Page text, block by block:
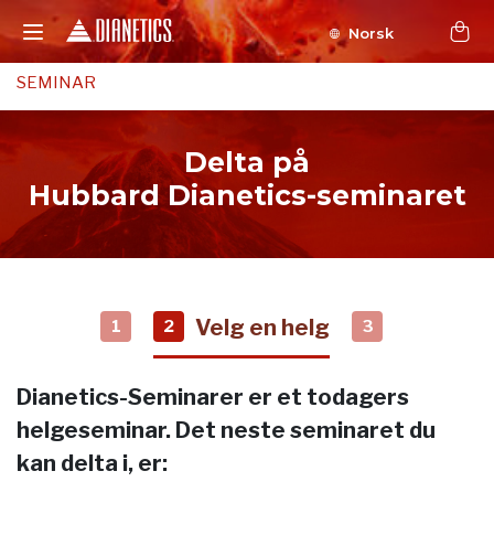
Norsk
SEMINAR
Delta på
Hubbard Dianetics-seminaret
1 2 Velg en helg 3
Dianetics-Seminarer er et todagers
helgeseminar. Det neste seminaret du
kan delta i, er: